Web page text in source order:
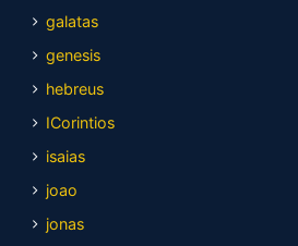
galatas
genesis
hebreus
ICorintios
isaias
joao
jonas